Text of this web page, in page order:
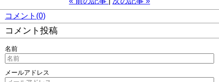
コメント(0)
コメント投稿
名前
メールアドレス